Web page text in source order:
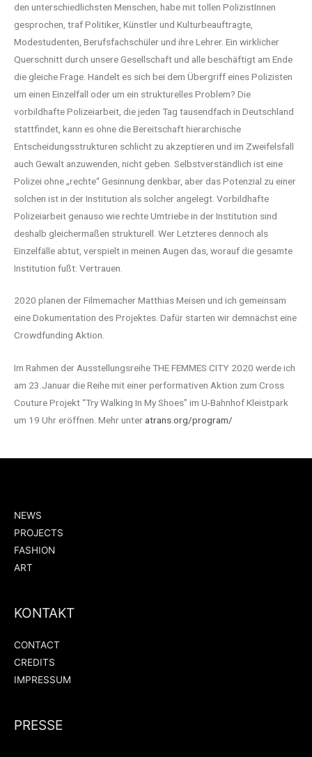
den unterschiedlichsten Menschen, habe mit tollen PolizistInnen
gesprochen, traf Politiker, Künstler und Kulturbeauftragte,
Modestudenten, Berufsfachschüler und ihre Lehrer. Ein wirklicher
Querschnitt durch unsere Gesellschaft und alle beschäftigt am Ende
die gleiche Frage. Handelt es sich bei dem Übergriff eines Polizisten
um einen Einzelfall oder um ein strukturelles Problem? Die
vorbildhafte Polizeiarbeit, die jeden Tag tausendfach in Deutschland
stattfindet, kann es ohne die Bereitschaft hierarchische
Entscheidungsstrukturen schlicht zu akzeptieren und im Zweifelsfall
auch Gewalt anzuwenden, nicht geben. Selbstverständlich ist eine
Polizei ohne „rechte“ Gesinnung denkbar, aber das Potenzial zu einer
solchen ist in der Institution als solcher angelegt. Vorbildhafte
Polizeiarbeit genauso wie rechte Umtriebe in der Institution sind
deshalb gleichermaßen strukturell. Wer Letzteres dennoch als
Einzelfälle abtut, verspielt in meinen Augen das, worauf die gesamte
Institution fußt: Vertrauen.
2020 planen der Filmemacher Matthias Meisen und ich gemeinsam
eine Dokumentation des Projektes. Dafür starten wir demnächst eine
Crowdfunding Aktion.
Im Rahmen der Ausstellungsreihe THE FEMMES CITY 2020 werde ich
am 23.Januar die Reihe mit einer performativen Aktion zum Cross
Couture Projekt “Try Walking In My Shoes” im U-Bahnhof Kleistpark
um 19 Uhr eröffnen. Mehr unter atrans.org/program/
NEWS
PROJECTS
FASHION
ART
KONTAKT
CONTACT
CREDITS
IMPRESSUM
PRESSE